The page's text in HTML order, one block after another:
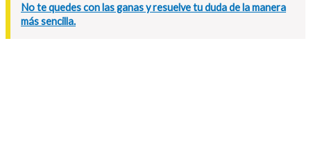
No te quedes con las ganas y resuelve tu duda de la manera
más sencilla.